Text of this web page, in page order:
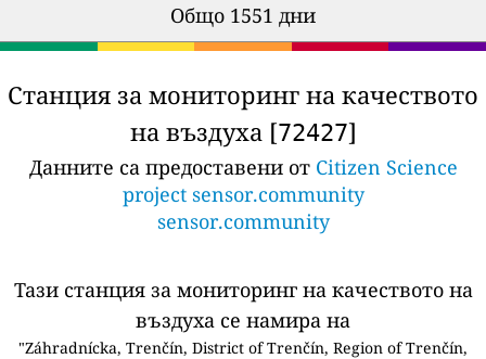
Общо 1551 дни
Станция за мониторинг на качеството
на въздуха [72427]
Данните са предоставени от Citizen Science
project sensor.community
sensor.community
Тази станция за мониторинг на качеството на
въздуха се намира на
"Záhradnícka, Trenčín, District of Trenčín, Region of Trenčín,